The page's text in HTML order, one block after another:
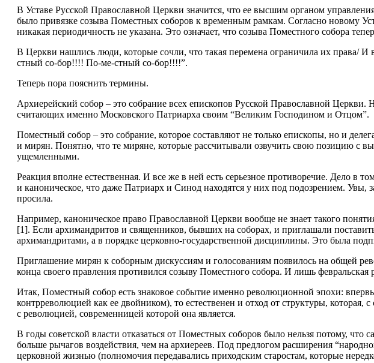
В Уставе Русской Православной Церкви значится, что ее высшим органом
было привязке созыва Поместных соборов к временным рамкам. Согласно новому
никакая периодичность не указана. Это означает, что созыва Поместного собора
В Церкви нашлись люди, которые сочли, что такая перемена ограничила их права/
стный со-бор!!!! По-ме-стный со-бор!!!!”.
Теперь пора пояснить термины.
Архиерейский собор – это собрание всех епископов Русской Православной
считающих именно Московского Патриарха своим “Великим Господином и Отцом”.
Поместный собор – это собрание, которое составляют не только епископы, но и
и мирян. Понятно, что те миряне, которые рассчитывали озвучить свою позицию с
ущемленными.
Реакция вполне естественная. И все же в ней есть серьезное противоречие. Дело
и каноническое, что даже Патриарх и Синод находятся у них под подозрением.
просила.
Например, каноническое право Православной Церкви вообще не знает такого
[1]. Если архимандритов и священников, бывших на соборах, и приглашали
архимандритами, а в порядке церковно-государственной дисциплины. Это была
Приглашение мирян к соборным дискуссиям и голосованиям появилось на общей
конца своего правления противился созыву Поместного собора. И лишь
Итак, Поместный собор есть знаковое событие именно революционной эпохи:
контрреволюцией как ее двойником), то естественен и отход от структуры,
с революцией, современницей которой она является.
В годы советской власти отказаться от Поместных соборов было нельзя потому,
больше рычагов воздействия, чем на архиереев. Под предлогом расширения
церковной жизнью (полномочия передавались приходским старостам, которые